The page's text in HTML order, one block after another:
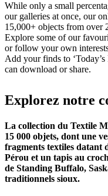
While only a small
our galleries at once, our
15,000+ objects from over
Explore some of our
or follow your own
Add your finds to
can download or share.
Explorez notre
La collection du Textile
15 000 objets, dont une
fragments textiles datant
Pérou et un tapis au
de Standing Buffalo,
traditionnels sioux.